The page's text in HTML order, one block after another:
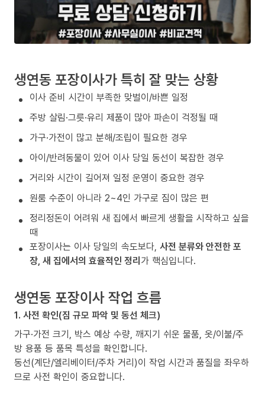
생연동 포장이사가 특히 잘 맞는 상황
이사 준비 시간이 부족한 맞벌이/바쁜 일정
주방 살림·그릇·유리 제품이 많아 파손이 걱정될 때
가구·가전이 많고 분해/조립이 필요한 경우
아이/반려동물이 있어 이사 당일 동선이 복잡한 경우
거리와 시간이 길어져 일정 운영이 중요한 경우
원룸 수준이 아니라 2~4인 가구로 짐이 많은 편
정리정돈이 어려워 새 집에서 빠르게 생활을 시작하고 싶을
때
포장이사는 이사 당일의 속도보다, 사전 분류와 안전한 포
장, 새 집에서의 효율적인 정리가 핵심입니다.
생연동 포장이사 작업 흐름
1. 사전 확인(짐 규모 파악 및 동선 체크)
가구·가전 크기, 박스 예상 수량, 깨지기 쉬운 물품, 옷/이불/주
방 용품 등 품목 특성을 확인합니다.
동선(계단/엘리베이터/주차 거리)이 작업 시간과 품질을 좌우하
므로 사전 확인이 중요합니다.